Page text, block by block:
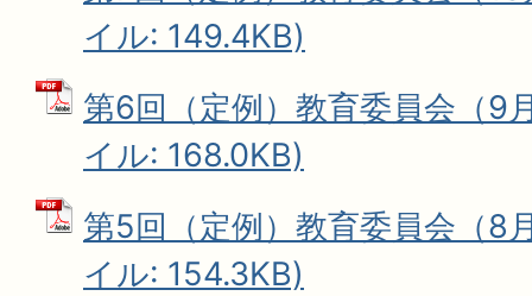
イル: 149.4KB)
第6回（定例）教育委員会（9
イル: 168.0KB)
第5回（定例）教育委員会（8
イル: 154.3KB)